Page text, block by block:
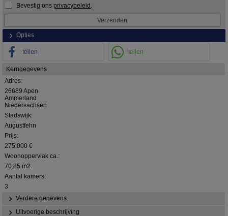
Bevestig ons privacybeleid
Opties
teilen teilen
Kerngegevens
Adres:
26689 Apen
Ammerland
Niedersachsen
Stadswijk:
Augustfehn
Prijs:
275.000 €
Woonoppervlak ca.:
70,85 m2.
Aantal kamers:
3
Verdere gegevens
Uitvoerige beschrijving